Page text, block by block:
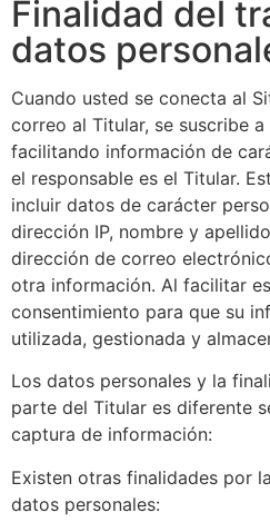
Finalidad del
datos
Cuando usted se conecta al
correo al Titular, se suscribe
facilitando información de
el responsable es el Titular.
incluir datos de carácter
dirección IP, nombre y
dirección de correo
otra información. Al facilitar
consentimiento para que su
utilizada, gestionada y
Los datos personales y la
parte del Titular es diferente
captura de información:
Existen otras finalidades por
datos personales: